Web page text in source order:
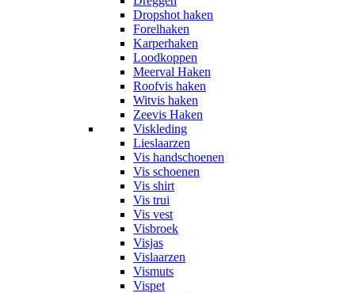
Dropshot haken
Forelhaken
Karperhaken
Loodkoppen
Meerval Haken
Roofvis haken
Witvis haken
Zeevis Haken
Viskleding
Lieslaarzen
Vis handschoenen
Vis schoenen
Vis shirt
Vis trui
Vis vest
Visbroek
Visjas
Vislaarzen
Vismuts
Vispet